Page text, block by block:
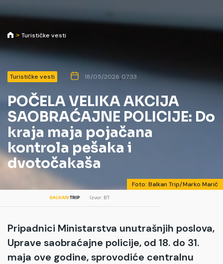
Izvor: BT
Foto: Balkan Trip/Marko Marić
Turističke vesti
Turističke vesti 18/05/2026,07:33
POČELA VELIKA AKCIJA
SAOBRAĆAJNE POLICIJE: Do
kraja maja pojačana
kontrola pešaka i
dvotočakaša
Pripadnici Ministarstva unutrašnjih poslova,
Uprave saobraćajne policije, od 18. do 31.
maja ove godine, sprovodiće centralnu